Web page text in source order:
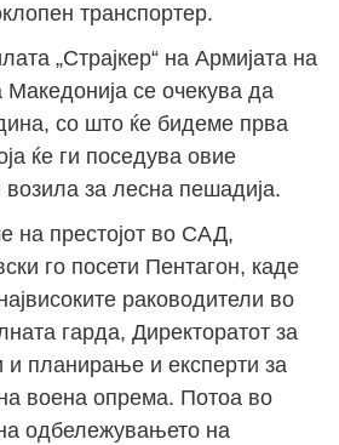
транспортер.
„Страјкер“ на Армијата на
се очекува да
со што ќе бидеме прва
ќе ги поседува овие
за лесна пешадија.
на престојот во САД,
го посети Пентагон, каде
раководители во
гарда, Директоратот за
и планирање и експерти за
воена опрема. Потоа во
одбележувањето на